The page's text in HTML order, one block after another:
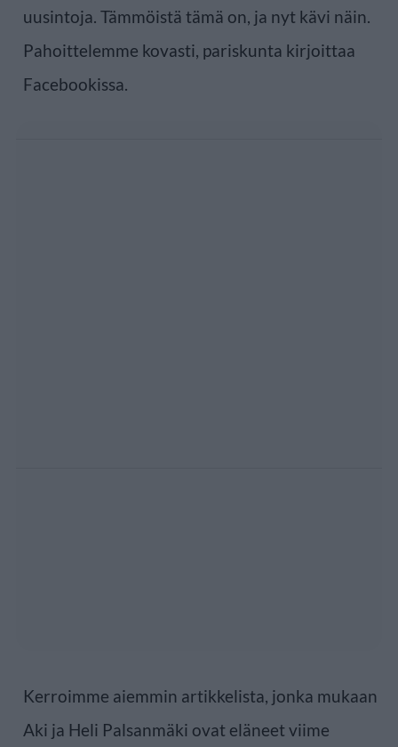
uusintoja. Tämmöistä tämä on, ja nyt kävi näin.
Pahoittelemme kovasti, pariskunta kirjoittaa
Facebookissa.
Kerroimme aiemmin artikkelista, jonka mukaan
Aki ja Heli Palsanmäki ovat eläneet viime